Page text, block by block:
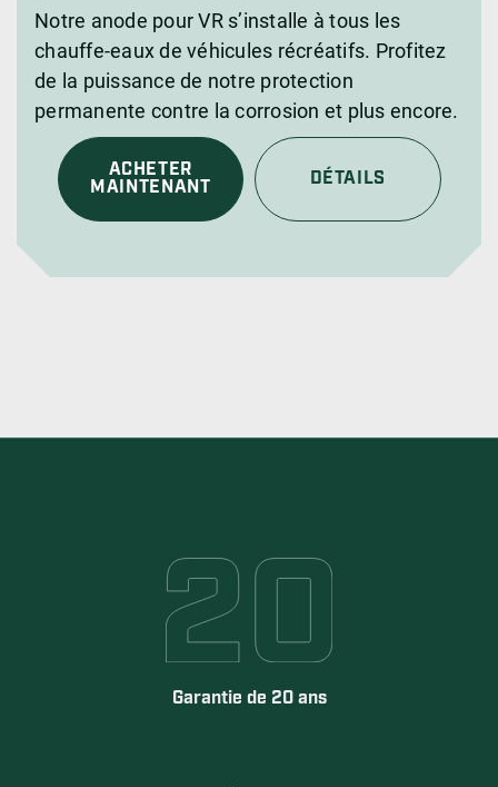
Notre anode pour VR s’installe à tous les
chauffe-eaux de véhicules récréatifs. Profitez
de la puissance de notre protection
permanente contre la corrosion et plus encore.
ACHETER
MAINTENANT DÉTAILS
Garantie de 20 ans